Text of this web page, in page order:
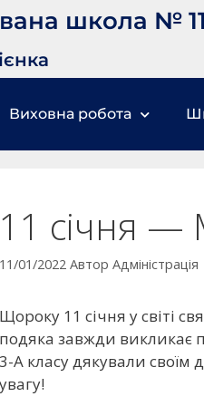
школа №
Виховна робота
11 січня —
11/01/2022 Автор Адміністрація
Щороку 11 січня у світі
подяка завжди викликає
3-А класу дякували своїм
увагу!